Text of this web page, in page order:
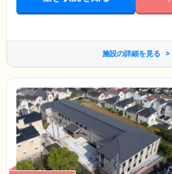
施設の詳細を見る